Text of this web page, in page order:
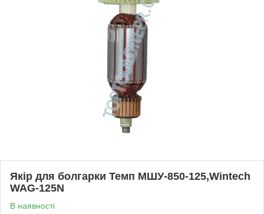
Якір для болгарки Темп МШУ-850-125,Wintech
WAG-125N
В наявності